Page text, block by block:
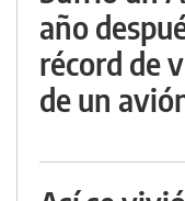
año
récord de
de un